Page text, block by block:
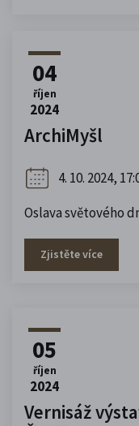
04
říjen
2024
ArchiMyšl
4. 10. 2024,
Oslava světového
Zjistěte více
05
říjen
2024
Vernisáž